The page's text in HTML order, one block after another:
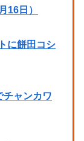
16日）
に餅田コシ
チャンカワ